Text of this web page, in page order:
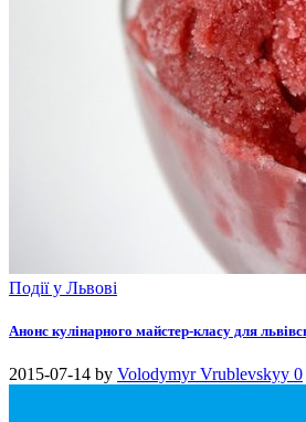
Події у Львові
Анонс кулінарного майстер-класу для
2015-07-14 by Volodymyr Vrublevskyy 0